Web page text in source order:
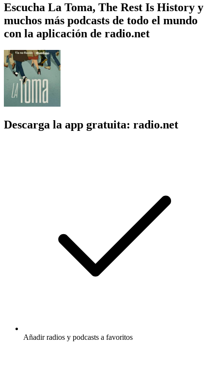
Escucha La Toma, The Rest Is History y
muchos más podcasts de todo el mundo
con la aplicación de radio.net
Descarga la app gratuita: radio.net
Añadir radios y podcasts a favoritos